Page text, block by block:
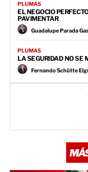
PLUMAS
EL NEGOCIO
PAVIMENTAR
Guadalupe Parada
PLUMAS
LA SEGURIDAD NO SE
Fernando Schütte